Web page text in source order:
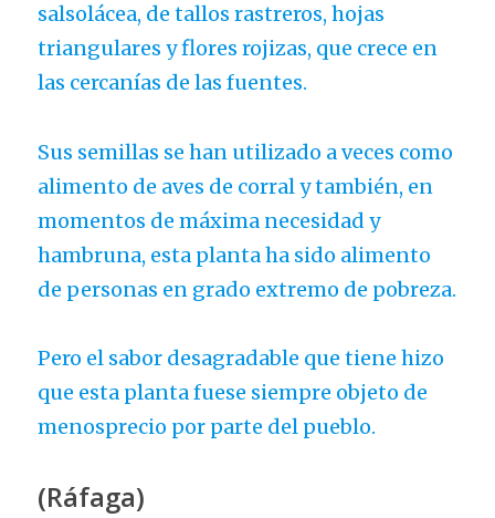
salsolácea, de tallos rastreros, hojas
triangulares y flores rojizas, que crece en
las cercanías de las fuentes.
Sus semillas se han utilizado a veces como
alimento de aves de corral y también, en
momentos de máxima necesidad y
hambruna, esta planta ha sido alimento
de personas en grado extremo de pobreza.
Pero el sabor desagradable que tiene hizo
que esta planta fuese siempre objeto de
menosprecio por parte del pueblo.
(Ráfaga)